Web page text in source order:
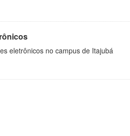
eletrônicos no campus de Itajubá